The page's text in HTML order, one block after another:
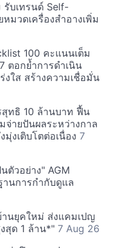
รับเทรนด์ Self-
มวดเครื่องสำอางเพิ่ม
100 คะแนนเต็ม
ตอกย้ำการดำเนิน
ใส สร้างความเชื่อมั่น
สุทธิ 10 ล้านบาท ฟื้น
จ่ายปันผลระหว่างกาล
งเติบโตต่อเนื่อง 7
ตัวอย่าง" AGM
นการกำกับดูแล
นยุคใหม่ ส่งแคมเปญ
สุด 1 ล้าน*" 7 Aug 26